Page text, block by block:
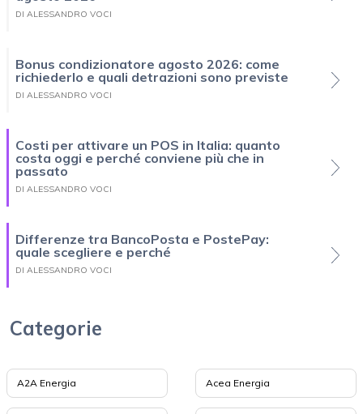
DI ALESSANDRO VOCI
Bonus condizionatore agosto 2026: come
richiederlo e quali detrazioni sono previste
DI ALESSANDRO VOCI
Costi per attivare un POS in Italia: quanto
costa oggi e perché conviene più che in
passato
DI ALESSANDRO VOCI
Differenze tra BancoPosta e PostePay:
quale scegliere e perché
DI ALESSANDRO VOCI
Categorie
A2A Energia Acea Energia